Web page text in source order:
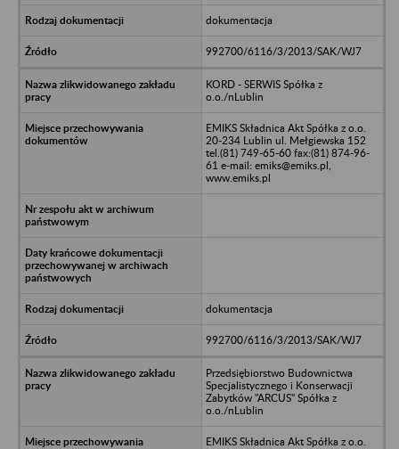
dokumentacja
992700/6116/3/2013/SAK/WJ7
KORD - SERWIS Spółka z
o.o./nLublin
EMIKS Składnica Akt Spółka z o.o.
20-234 Lublin ul. Mełgiewska 152
tel.(81) 749-65-60 fax:(81) 874-96-
61 e-mail: emiks@emiks.pl,
www.emiks.pl
dokumentacja
992700/6116/3/2013/SAK/WJ7
Przedsiębiorstwo Budownictwa
Specjalistycznego i Konserwacji
Zabytków "ARCUS" Spółka z
o.o./nLublin
EMIKS Składnica Akt Spółka z o.o.